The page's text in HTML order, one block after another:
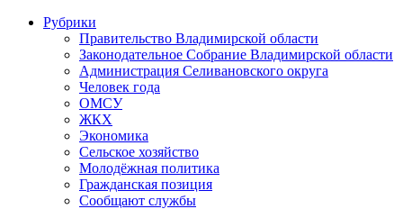
Рубрики
Правительство Владимирской области
Законодательное Собрание Владимирской области
Администрация Селивановского округа
Человек года
ОМСУ
ЖКХ
Экономика
Сельское хозяйство
Молодёжная политика
Гражданская позиция
Сообщают службы